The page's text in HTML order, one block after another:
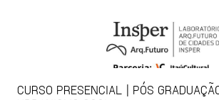
CURSO PRESENCIAL | PÓS